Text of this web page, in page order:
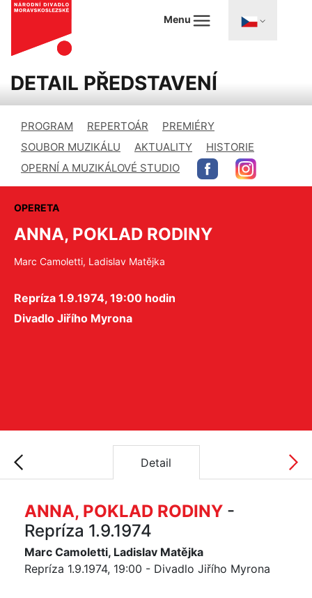
Menu
DETAIL PŘEDSTAVENÍ
PROGRAM REPERTOÁR
PREMIÉRY
SOUBOR MUZIKÁLU
AKTUALITY
HISTORIE
OPERNÍ A MUZIKÁLOVÉ STUDIO
OPERETA
ANNA, POKLAD RODINY
Marc Camoletti, Ladislav Matějka
Repríza 1.9.1974, 19:00 hodin
Divadlo Jiřího Myrona
Detail
ANNA, POKLAD RODINY -
Repríza 1.9.1974
Marc Camoletti, Ladislav Matějka
Repríza 1.9.1974, 19:00 - Divadlo Jiřího Myrona